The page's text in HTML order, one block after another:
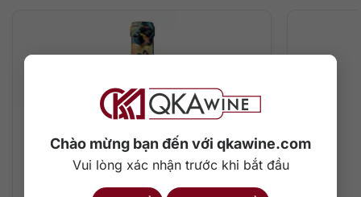
Chào mừng bạn đến với qkawine.com
Vui lòng xác nhận trước khi bắt đầu
tạp. Rượu vang Kim Crawford Pinot Noir được tạo thành từ
sự pha trộn của hơn 50 mẻ rượu từ những thửa ruộng khác
nhau.
Quy trình sản xuất vang Kim Crawford
Những quả nho đạt độ chín sẽ được thu hoạch nhanh chóng
với sự hỗ trợ của máy móc. Sau đó chúng được đem ngâm
lạnh trong khoảng 5 ngày để vỏ nho đạt đến trạng thái đẹp